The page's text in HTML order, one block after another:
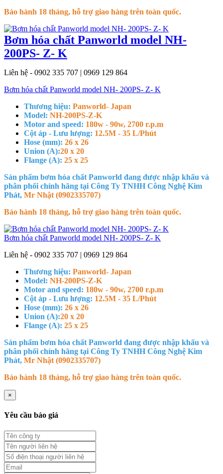
Bảo hành 18 tháng, hỗ trợ giao hàng trên toàn quốc.
Bơm hóa chất Panworld model NH-
200PS- Z- K
Liên hệ - 0902 335 707 | 0969 129 864
Bơm hóa chất Panworld model NH- 200PS- Z- K
Thương hiệu: Panworld- Japan
Model: NH-200PS-Z-K
Motor and speed: 180w - 90w, 2700 r.p.m
Cột áp - Lưu lượng: 12.5M - 35 L/Phút
Hose (mm): 26 x 26
Union (A):20 x 20
Flange (A): 25 x 25
Sản phẩm bơm hóa chất Panworld đang được nhập khẩu và
phân phối chính hãng tại Công Ty TNHH Công Nghệ Kim
Phát, Mr Nhật (0902335707)
Bảo hành 18 tháng, hỗ trợ giao hàng trên toàn quốc.
Bơm hóa chất Panworld model NH- 200PS- Z- K
Liên hệ - 0902 335 707 | 0969 129 864
Thương hiệu: Panworld- Japan
Model: NH-200PS-Z-K
Motor and speed: 180w - 90w, 2700 r.p.m
Cột áp - Lưu lượng: 12.5M - 35 L/Phút
Hose (mm): 26 x 26
Union (A):20 x 20
Flange (A): 25 x 25
Sản phẩm bơm hóa chất Panworld đang được nhập khẩu và
phân phối chính hãng tại Công Ty TNHH Công Nghệ Kim
Phát, Mr Nhật (0902335707)
Bảo hành 18 tháng, hỗ trợ giao hàng trên toàn quốc.
×
Yêu cầu báo giá